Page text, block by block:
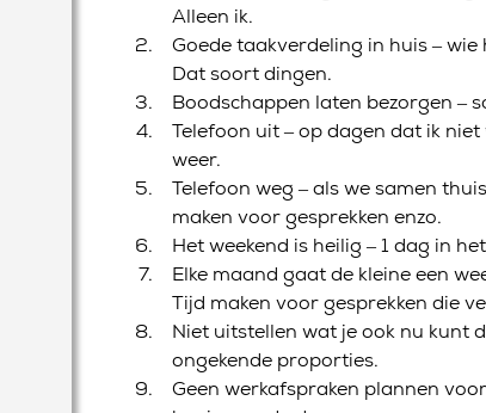
Alleen ik.
Goede taakverdeling in huis –
Dat soort dingen.
Boodschappen laten bezorgen –
Telefoon uit – op dagen dat ik
weer.
Telefoon weg – als we samen
maken voor gesprekken enzo.
Het weekend is heilig – 1 dag in
Elke maand gaat de kleine een
Tijd maken voor gesprekken die
Niet uitstellen wat je ook nu kunt
ongekende proporties.
Geen werkafspraken plannen